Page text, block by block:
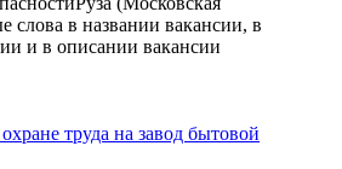
слова в названии вакансии, в
и в описании вакансии
труда на завод бытовой